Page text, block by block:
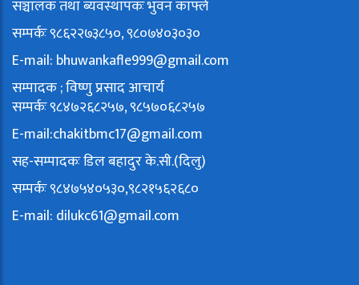
सञ्चालक तथा ब्यवस्थापकः भुवन काफ्ले
सम्पर्कः ९८६२२७३८५०, ९८०७४०३०३०
E-mail: bhuwankafle999@gmail.com
सम्पादक ; विष्णु प्रसाद आचार्य
सम्पर्कः ९८४७२६८२५७, ९८५७०६८२५७
E-mail:chakitbmc17@gmail.com
सह-सम्पादकः डिल बहादुर के.सी.(दिलु)
सम्पर्कः ९८४७५४०५३०,९८२१५६२६८०
E-mail: dilukc61@gmail.com